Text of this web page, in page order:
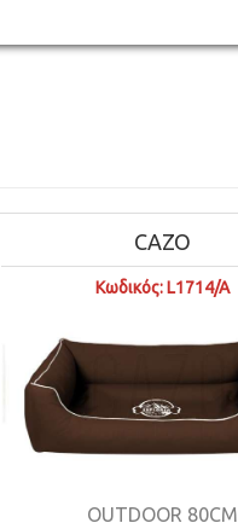
CAZO
Κωδικός: L1714/A
OUTDOOR 80CM